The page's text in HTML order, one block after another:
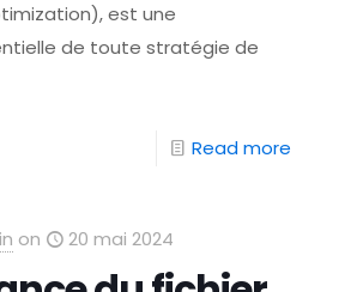
est une
de toute stratégie de
Read more
on 20 mai 2024